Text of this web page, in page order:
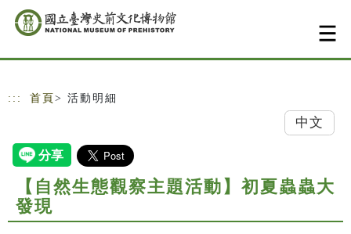
跳到主要內容
網站導覽
::: 首頁 > 活動明細
中文
【自然生態觀察主題活動】初夏蟲蟲大
發現